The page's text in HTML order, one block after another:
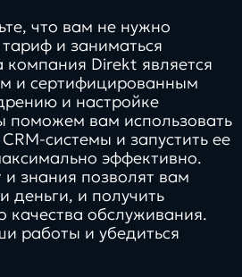
что вам не нужно
и заниматься
Direkt является
и сертифицированным
и настройке
поможем вам использовать
системы и запустить ее
эффективно.
знания позволят вам
деньги, и получить
качества обслуживания.
работы и убедиться